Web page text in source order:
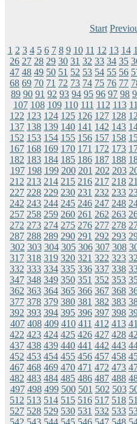
Start
1 2 3 4 5 6 7 8 9 10 11 12 13 14
26 27 28 29 30 31 32 33 34 35
47 48 49 50 51 52 53 54 55 56
68 69 70 71 72 73 74 75 76 77
89 90 91 92 93 94 95 96 97 98
107 108 109 110 111 112 113
122 123 124 125 126 127 128
137 138 139 140 141 142 143
152 153 154 155 156 157 158
167 168 169 170 171 172 173
182 183 184 185 186 187 188
197 198 199 200 201 202 203
212 213 214 215 216 217 218
227 228 229 230 231 232 233
242 243 244 245 246 247 248
257 258 259 260 261 262 263
272 273 274 275 276 277 278
287 288 289 290 291 292 293
302 303 304 305 306 307 308
317 318 319 320 321 322 323
332 333 334 335 336 337 338
347 348 349 350 351 352 353
362 363 364 365 366 367 368
377 378 379 380 381 382 383
392 393 394 395 396 397 398
407 408 409 410 411 412 413
422 423 424 425 426 427 428
437 438 439 440 441 442 443
452 453 454 455 456 457 458
467 468 469 470 471 472 473
482 483 484 485 486 487 488
497 498 499 500 501 502 503
512 513 514 515 516 517 518
527 528 529 530 531 532 533
542 543 544 545 546 547 548